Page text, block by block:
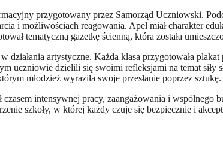
przygotowany przez Samorząd Uczniowski.
i możliwościach reagowania. Apel miał charakter
tematyczną gazetkę ścienną, która została
artystyczne. Każda klasa przygotowała
uczniowie dzielili się swoimi refleksjami na temat
młodzież wyraziła swoje przesłanie poprzez sztukę.
czasem intensywnej pracy, zaangażowania i
szkoły, w której każdy czuje się bezpiecznie i